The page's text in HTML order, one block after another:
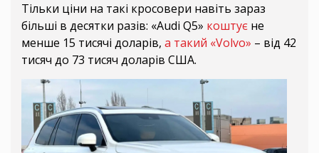
Тільки ціни на такі кросовери навіть зараз
більші в десятки разів: «Audi Q5» коштує не
менше 15 тисячі доларів, а такий «Volvo» – від 42
тисяч до 73 тисяч доларів США.